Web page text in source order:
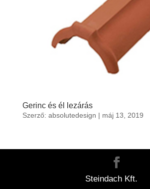
Gerinc és él lezárás
Szerző: absolutedesign | máj 13, 2019
Steindach Kft.